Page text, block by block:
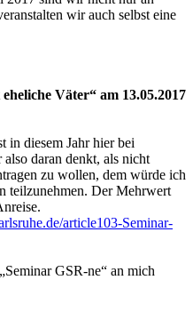
wir auch selbst eine
Väter“ am 13.05.2017
in diesem Jahr hier bei
daran denkt, als nicht
zu wollen, dem würde ich
teilzunehmen. Der Mehrwert
article103-Seminar-
GSR-ne“ an mich